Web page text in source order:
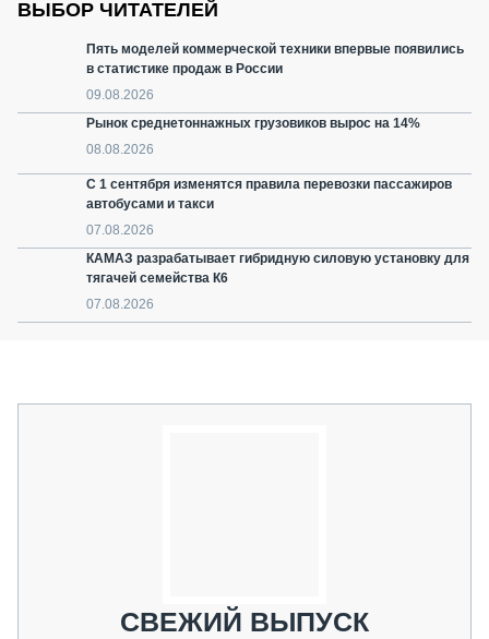
ВЫБОР ЧИТАТЕЛЕЙ
Пять моделей коммерческой техники впервые появились
в статистике продаж в России
09.08.2026
Рынок среднетоннажных грузовиков вырос на 14%
08.08.2026
С 1 сентября изменятся правила перевозки пассажиров
автобусами и такси
07.08.2026
КАМАЗ разрабатывает гибридную силовую установку для
тягачей семейства К6
07.08.2026
СВЕЖИЙ ВЫПУСК